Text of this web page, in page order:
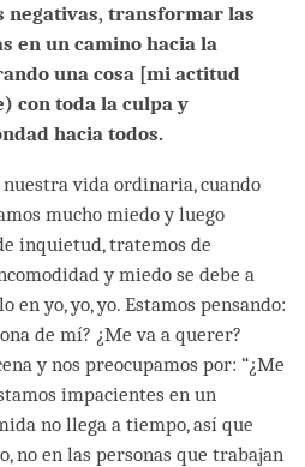
negativas, transformar las
en un camino hacia la
una cosa [mi actitud
con toda la culpa y
hacia todos.
vida ordinaria, cuando
mucho miedo y luego
inquietud, tratemos de
y miedo se debe a
en yo, yo, yo. Estamos pensando:
de mí? ¿Me va a querer?
y nos preocupamos por: “¿Me
impacientes en un
no llega a tiempo, así que
no en las personas que trabajan